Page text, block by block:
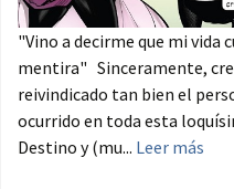
"Vino a decirme que mi vida
mentira" Sinceramente,
reivindicado tan bien el
ocurrido en toda esta
Destino y (mu... Leer más